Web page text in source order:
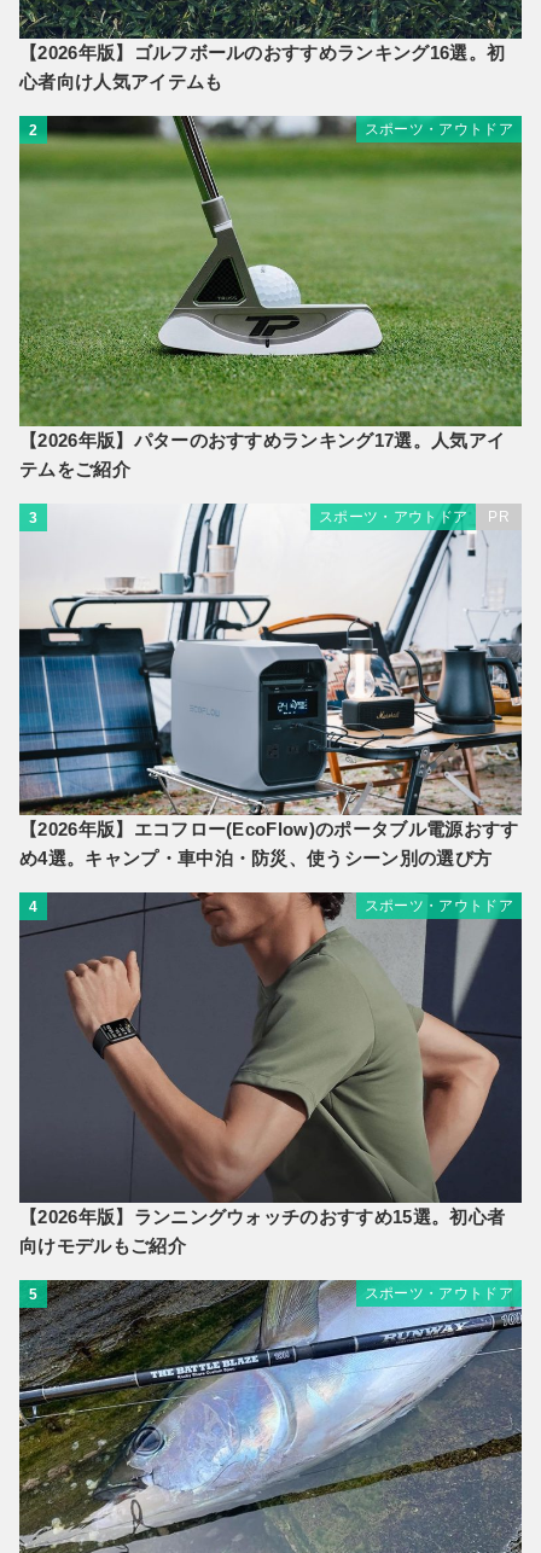
【2026年版】ゴルフボールのおすすめランキング16選。初
心者向け人気アイテムも
2 スポーツ・アウトドア
【2026年版】パターのおすすめランキング17選。人気アイ
テムをご紹介
3 スポーツ・アウトドア PR
【2026年版】エコフロー(EcoFlow)のポータブル電源おすす
め4選。キャンプ・車中泊・防災、使うシーン別の選び方
4 スポーツ・アウトドア
【2026年版】ランニングウォッチのおすすめ15選。初心者
向けモデルもご紹介
5 スポーツ・アウトドア